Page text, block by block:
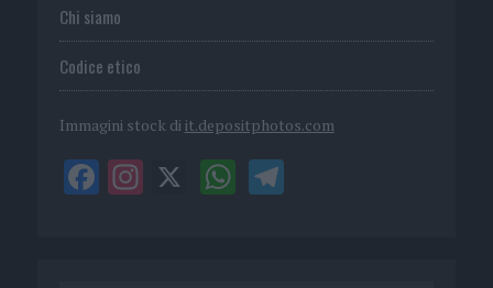
Chi siamo
Codice etico
Immagini stock di it.depositphotos.com